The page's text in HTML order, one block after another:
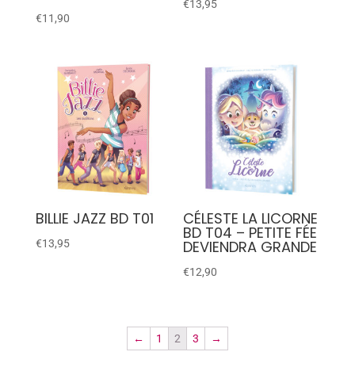
€11,90
€13,95
BILLIE JAZZ BD T01
€13,95
CÉLESTE LA LICORNE
BD T04 – PETITE FÉE
DEVIENDRA GRANDE
€12,90
← 1 2 3 →